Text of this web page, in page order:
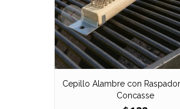
Cepillo Alambre con
Concasse